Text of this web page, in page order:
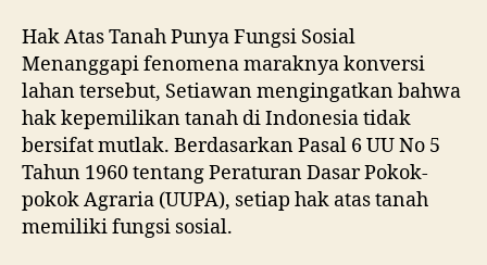
Hak Atas Tanah Punya Fungsi Sosial
Menanggapi fenomena maraknya konversi
lahan tersebut, Setiawan mengingatkan bahwa
hak kepemilikan tanah di Indonesia tidak
bersifat mutlak. Berdasarkan Pasal 6 UU No 5
Tahun 1960 tentang Peraturan Dasar Pokok-
pokok Agraria (UUPA), setiap hak atas tanah
memiliki fungsi sosial.